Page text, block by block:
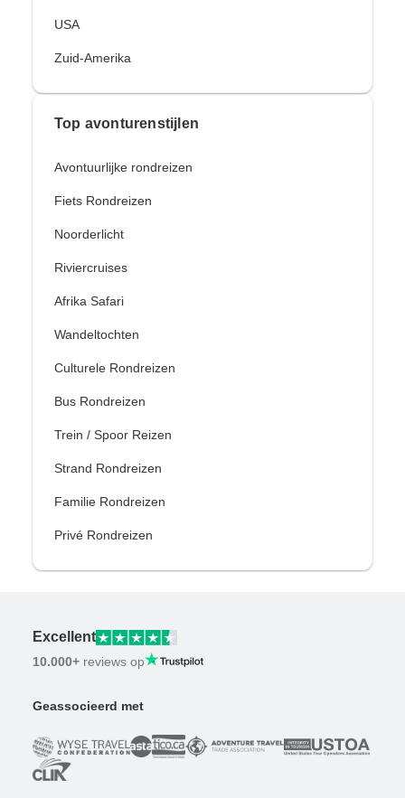
USA
Zuid-Amerika
Top avonturenstijlen
Avontuurlijke rondreizen
Fiets Rondreizen
Noorderlicht
Riviercruises
Afrika Safari
Wandeltochten
Culturele Rondreizen
Bus Rondreizen
Trein / Spoor Reizen
Strand Rondreizen
Familie Rondreizen
Privé Rondreizen
Excellent
10.000+ reviews op
Geassocieerd met